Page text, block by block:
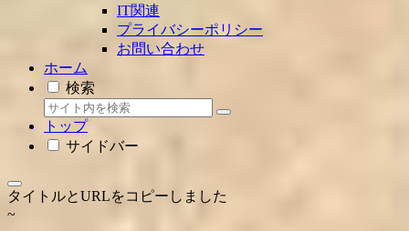
IT関連
プライバシーポリシー
お問い合わせ
ホーム
検索
トップ
サイドバー
タイトルとURLをコピーしました
~